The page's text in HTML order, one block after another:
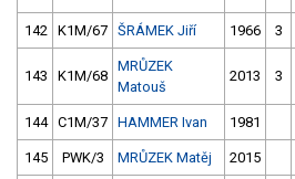
142 K1M/67 ŠRÁMEK Jiří 1966 3
143 K1M/68
MRŮZEK
Matouš
2013 3
144 C1M/37 HAMMER Ivan 1981
145 PWK/3 MRŮZEK Matěj 2015